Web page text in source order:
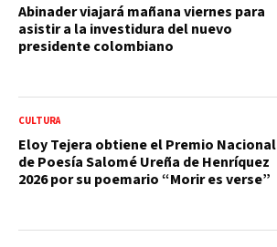
Abinader viajará mañana viernes para
asistir a la investidura del nuevo
presidente colombiano
CULTURA
Eloy Tejera obtiene el Premio Nacional
de Poesía Salomé Ureña de Henríquez
2026 por su poemario “Morir es verse”